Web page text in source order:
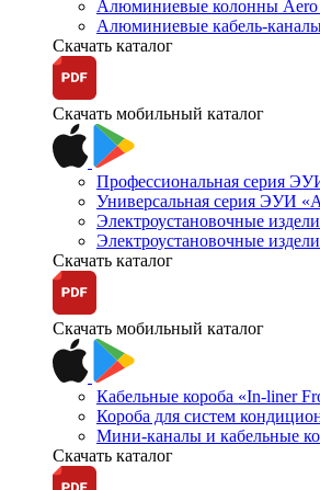
Алюминиевые колонны Aero
Алюминиевые кабель-
Скачать каталог
Скачать мобильный каталог
Профессиональная серия
Универсальная серия ЭУИ
Электроустановочные
Электроустановочные
Скачать каталог
Скачать мобильный каталог
Кабельные короба «In-liner
Короба для систем
Мини-каналы и кабельные
Скачать каталог